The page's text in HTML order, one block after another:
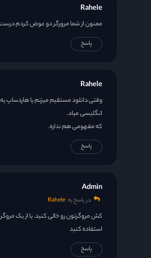
Rahele
ممنون از شما مرورگر دو عوض کردم
پاسخ
Rahele
انگلیسی میاد.
که مفهومی هم نداره.
پاسخ
Admin
در پاسخ به Rahele
استفاده کنید
پاسخ